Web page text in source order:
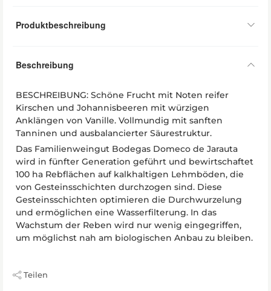
Produktbeschreibung
Beschreibung
BESCHREIBUNG: Schöne Frucht mit Noten reifer
Kirschen und Johannisbeeren mit würzigen
Anklängen von Vanille. Vollmundig mit sanften
Tanninen und ausbalancierter Säurestruktur.
Das Familienweingut Bodegas Domeco de Jarauta
wird in fünfter Generation geführt und bewirtschaftet
100 ha Rebflächen auf kalkhaltigen Lehmböden, die
von Gesteinsschichten durchzogen sind. Diese
Gesteinsschichten optimieren die Durchwurzelung
und ermöglichen eine Wasserfilterung. In das
Wachstum der Reben wird nur wenig eingegriffen,
um möglichst nah am biologischen Anbau zu bleiben.
Teilen